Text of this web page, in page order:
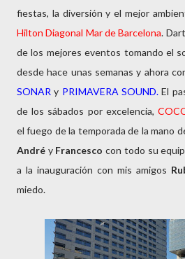
fiestas, la diversión y el mejor
Hilton Diagonal Mar de Barcelona.
de los mejores eventos tomando el
desde hace unas semanas y ahora
SONAR y PRIMAVERA SOUND.El
de los sábados por excelencia,
el fuego de la temporada de la mano
André y Francescocon todo su
a la inauguración con mis amigos
miedo.